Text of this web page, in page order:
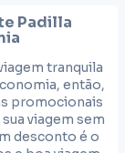
Padilla
tranquila
então,
promocionais
viagem sem
desconto é o